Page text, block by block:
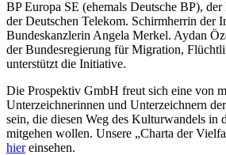
BP Europa SE (ehemals Deutsche BP),
der Deutschen Telekom. Schirmherrin der
Bundeskanzlerin Angela Merkel. Aydan
der Bundesregierung für Migration,
unterstützt die Initiative.
Die Prospektiv GmbH freut sich eine von
Unterzeichnerinnen und Unterzeichnern
sein, die diesen Weg des Kulturwandels in
mitgehen wollen. Unsere „Charta der
hiereinsehen.